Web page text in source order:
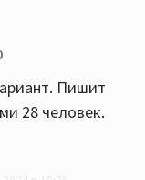
Пишит
28 человек.